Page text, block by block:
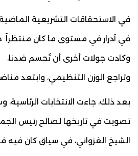
في الاستحقاقات التشريعية
في آدرار في مستوى ما كان منتظراً.
وكادت جولات أخرى أن تُحسم ضدنا،
وتراجع الوزن التنظيمي، وابتعد
بعد ذلك، جاءت الانتخابات
تصويت في تاريخها لصالح رئيس
الشيخ الغزواني، في سياق كان فيه